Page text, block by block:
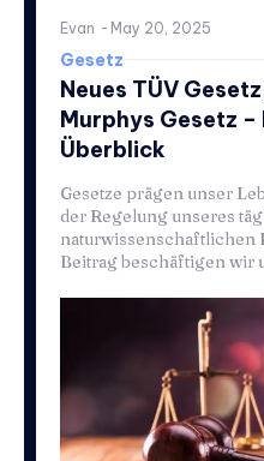
Evan - May 20, 2025
Gesetz
Neues TÜV
Murphys Gesetz
Überblick
Gesetze prägen unser
der Regelung unseres
naturwissenschaftlichen
Beitrag beschäftigen wir